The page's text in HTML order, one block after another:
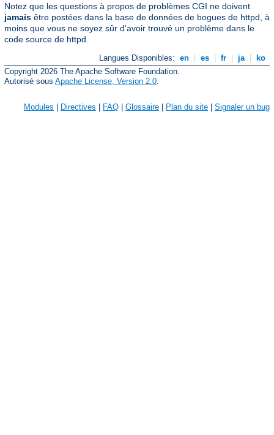
Notez que les questions à propos de problèmes CGI ne doivent
jamais être postées dans la base de données de bogues de httpd, à
moins que vous ne soyez sûr d'avoir trouvé un problème dans le
code source de httpd.
Langues Disponibles: en es fr ja
ko
Copyright 2026 The Apache Software Foundation.
Autorisé sous Apache License, Version 2.0.
Modules Directives FAQ Glossaire Plan du site Signaler un bug